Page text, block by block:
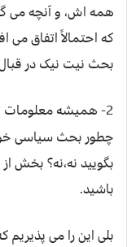
همه اش، و آنچه می
که احتمالاً اتفاق
بحث نیت نیک در
2- همیشه معلومات تازه و بروز سیاسی را داشته باشید
چطور بحث سیاسی
بگویید نه،نه؟ بخش
باشید.
بلی این را می